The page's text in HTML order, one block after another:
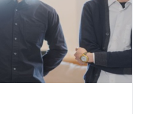
れたプロジェクト実績と、
績例を紹介します。
リューション】
アルバム「フォトコレク
。転勤や出向はございませ
業代を含み、超過分は別
分が標準支給となります）
男女別人数